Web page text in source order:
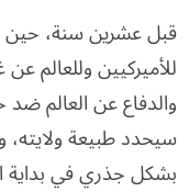
قبل عشرين سنة، حين
للأميركيين وللعالم
والدفاع عن العالم
سيحدد طبيعة
بشكل جذري في بداية